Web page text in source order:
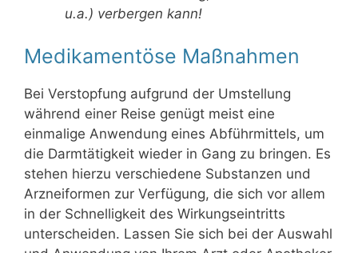
u.a.) verbergen kann!
Medikamentöse Maßnahmen
Bei Verstopfung aufgrund der Umstellung
während einer Reise genügt meist eine
einmalige Anwendung eines Abführmittels, um
die Darmtätigkeit wieder in Gang zu bringen. Es
stehen hierzu verschiedene Substanzen und
Arzneiformen zur Verfügung, die sich vor allem
in der Schnelligkeit des Wirkungseintritts
unterscheiden. Lassen Sie sich bei der Auswahl